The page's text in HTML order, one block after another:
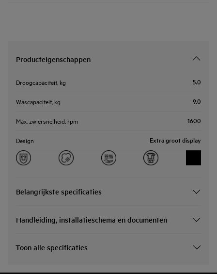
Producteigenschappen
Droogcapaciteit, kg 5.0
Wascapaciteit, kg 9.0
Max. zwiersnelheid, rpm 1600
Design Extra groot display
Belangrijkste specificaties
Handleiding, installatieschema en documenten
Toon alle specificaties